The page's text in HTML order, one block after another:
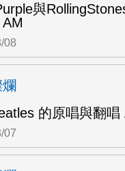
與
08
的原唱與翻唱
07